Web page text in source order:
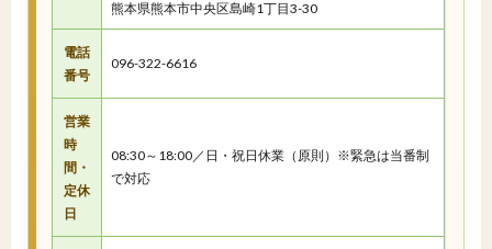
熊本県熊本市中央区島崎1丁目3-30
電話
番号
096-322-6616
営業
時
間・
定休
日
08:30～18:00／日・祝日休業（原則）※緊急は当番制
で対応